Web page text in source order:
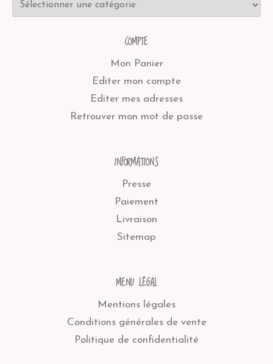
COMPTE
Mon Panier
Editer mon compte
Editer mes adresses
Retrouver mon mot de passe
INFORMATIONS
Presse
Paiement
Livraison
Sitemap
MENU LÉGAL
Mentions légales
Conditions générales de vente
Politique de confidentialité